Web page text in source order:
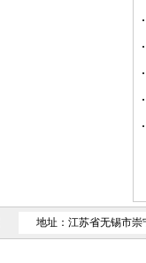
地址：江苏省无锡市崇